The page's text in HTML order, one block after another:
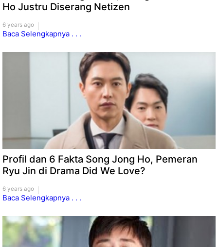
Ho Justru Diserang Netizen
6 years ago
Baca Selengkapnya . . .
Profil dan 6 Fakta Song Jong Ho, Pemeran
Ryu Jin di Drama Did We Love?
6 years ago
Baca Selengkapnya . . .